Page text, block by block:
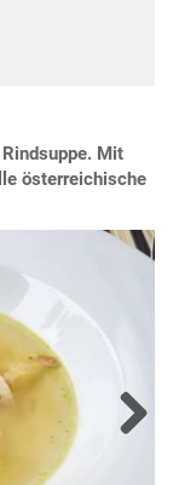
Mit
österreichische